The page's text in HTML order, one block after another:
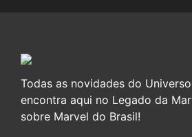
Todas as novidades do
encontra aqui no Legado da
sobre Marvel do Brasil!